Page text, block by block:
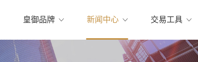
皇御品牌 新闻中心 交易工具